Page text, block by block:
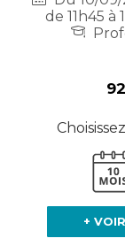
de 11h45
+